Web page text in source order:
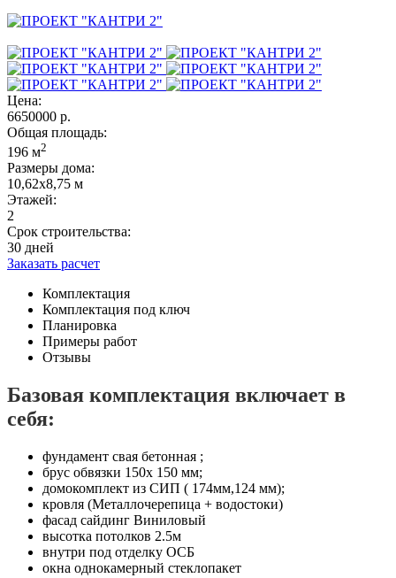
Цена:
6650000 р.
Общая площадь:
196 м2
Размеры дома:
10,62х8,75 м
Этажей:
2
Срок строительства:
30 дней
Заказать расчет
Комплектация
Комплектация под ключ
Планировка
Примеры работ
Отзывы
Базовая комплектация включает в
себя:
фундамент свая бетонная ;
брус обвязки 150х 150 мм;
домокомплект из СИП ( 174мм,124 мм);
кровля (Металлочерепица + водостоки)
фасад сайдинг Виниловый
высотка потолков 2.5м
внутри под отделку ОСБ
окна однокамерный стеклопакет